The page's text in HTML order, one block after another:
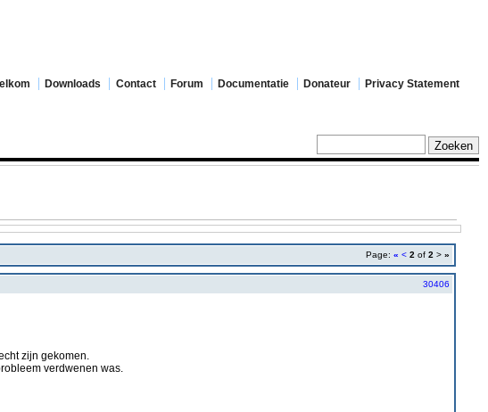
Downloads Contact Forum Documentatie Donateur Privacy Statement
Page:« < 2 of2 >»
30406
zijn gekomen.
verdwenen was.